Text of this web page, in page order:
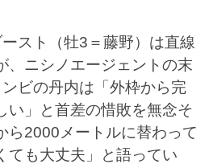
スト（牡3＝藤野）は直線
、ニシノエージェントの末
ビの丹内は「外枠から完
い」と首差の惜敗を無念そ
ら2000メートルに替わって
ても大丈夫」と語ってい